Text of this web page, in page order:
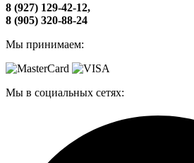
8 (927) 129-42-12,
8 (905) 320-88-24
Мы принимаем:
Мы в социальных сетях: